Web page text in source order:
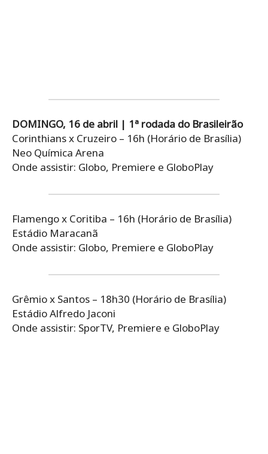
DOMINGO, 16 de abril | 1ª rodada do Brasileirão
Corinthians x Cruzeiro – 16h (Horário de Brasília)
Neo Química Arena
Onde assistir: Globo, Premiere e GloboPlay
Flamengo x Coritiba – 16h (Horário de Brasília)
Estádio Maracanã
Onde assistir: Globo, Premiere e GloboPlay
Grêmio x Santos – 18h30 (Horário de Brasília)
Estádio Alfredo Jaconi
Onde assistir: SporTV, Premiere e GloboPlay